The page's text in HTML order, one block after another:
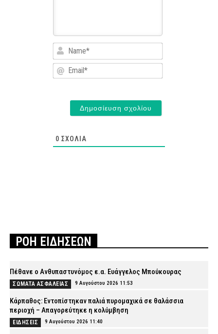
Name*
Email*
0 ΣΧΌΛΙΑ
ΡΟΗ ΕΙΔΗΣΕΩΝ
Πέθανε ο Ανθυπαστυνόμος ε.α. Ευάγγελος Μπούκουρας
ΣΩΜΑΤΑ ΑΣΦΑΛΕΙΑΣ 9 Αυγούστου 2026 11:53
Κάρπαθος: Εντοπίστηκαν παλιά πυρομαχικά σε θαλάσσια
περιοχή – Απαγορεύτηκε η κολύμβηση
ΕΙΔΗΣΕΙΣ 9 Αυγούστου 2026 11:40